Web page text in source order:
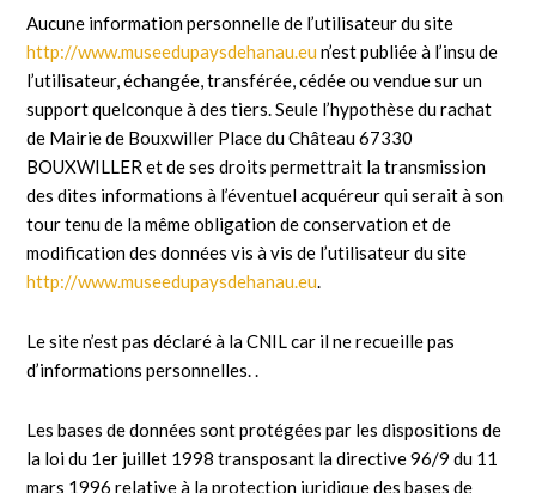
Aucune information personnelle de l’utilisateur du site
http://www.museedupaysdehanau.eu n’est publiée à l’insu de
l’utilisateur, échangée, transférée, cédée ou vendue sur un
support quelconque à des tiers. Seule l’hypothèse du rachat
de Mairie de Bouxwiller Place du Château 67330
BOUXWILLER et de ses droits permettrait la transmission
des dites informations à l’éventuel acquéreur qui serait à son
tour tenu de la même obligation de conservation et de
modification des données vis à vis de l’utilisateur du site
http://www.museedupaysdehanau.eu.
Le site n’est pas déclaré à la CNIL car il ne recueille pas
d’informations personnelles. .
Les bases de données sont protégées par les dispositions de
la loi du 1er juillet 1998 transposant la directive 96/9 du 11
mars 1996 relative à la protection juridique des bases de